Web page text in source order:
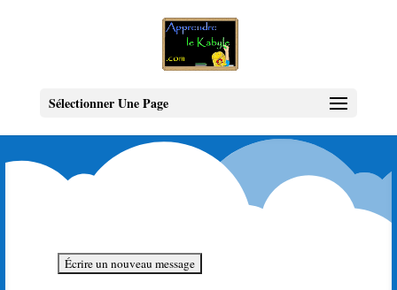
Sélectionner Une Page